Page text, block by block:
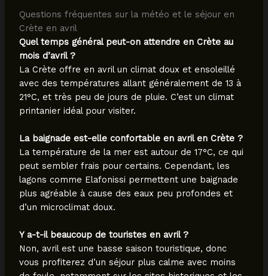
Questions fréquentes sur la météo et le séjour en
Crète en avril
Quel temps général peut-on attendre en Crète au
mois d’avril ?
La Crète offre en avril un climat doux et ensoleillé
avec des températures allant généralement de 13 à
21°C, et très peu de jours de pluie. C’est un climat
printanier idéal pour visiter.
La baignade est-elle confortable en avril en Crète ?
La température de la mer est autour de 17°C, ce qui
peut sembler frais pour certains. Cependant, les
lagons comme Elafonissi permettent une baignade
plus agréable à cause des eaux peu profondes et
d’un microclimat doux.
Y a-t-il beaucoup de touristes en avril ?
Non, avril est une basse saison touristique, donc
vous profiterez d’un séjour plus calme avec moins